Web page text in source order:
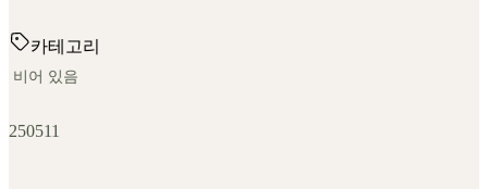
카테고리
비어 있음
250511